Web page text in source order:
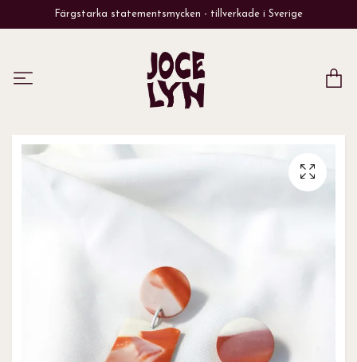
Färgstarka statementsmycken - tillverkade i Sverige